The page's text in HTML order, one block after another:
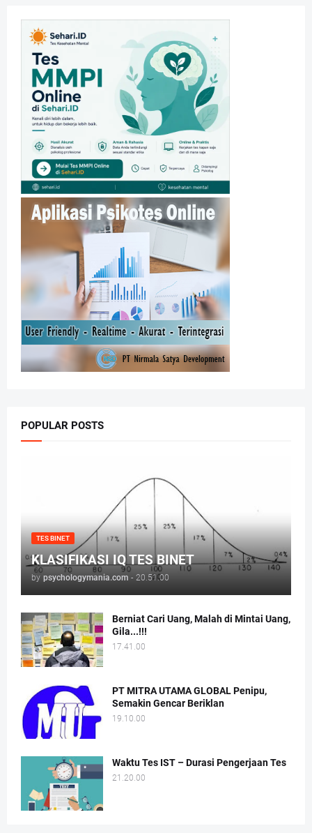
POPULAR POSTS
TES BINET
KLASIFIKASI IQ TES BINET
by psychologymania.com - 20.51.00
Berniat Cari Uang, Malah di Mintai Uang,
Gila...!!!
17.41.00
PT MITRA UTAMA GLOBAL Penipu,
Semakin Gencar Beriklan
19.10.00
Waktu Tes IST – Durasi Pengerjaan Tes
21.20.00